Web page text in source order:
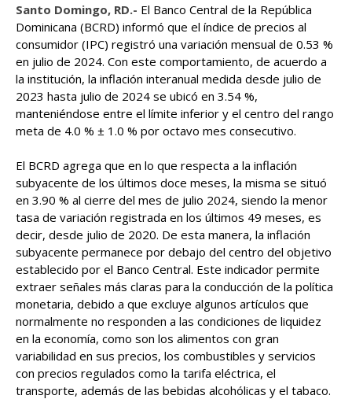
Santo Domingo, RD.- El Banco Central de la República
Dominicana (BCRD) informó que el índice de precios al
consumidor (IPC) registró una variación mensual de 0.53 %
en julio de 2024. Con este comportamiento, de acuerdo a
la institución, la inflación interanual medida desde julio de
2023 hasta julio de 2024 se ubicó en 3.54 %,
manteniéndose entre el límite inferior y el centro del rango
meta de 4.0 % ± 1.0 % por octavo mes consecutivo.
El BCRD agrega que en lo que respecta a la inflación
subyacente de los últimos doce meses, la misma se situó
en 3.90 % al cierre del mes de julio 2024, siendo la menor
tasa de variación registrada en los últimos 49 meses, es
decir, desde julio de 2020. De esta manera, la inflación
subyacente permanece por debajo del centro del objetivo
establecido por el Banco Central. Este indicador permite
extraer señales más claras para la conducción de la política
monetaria, debido a que excluye algunos artículos que
normalmente no responden a las condiciones de liquidez
en la economía, como son los alimentos con gran
variabilidad en sus precios, los combustibles y servicios
con precios regulados como la tarifa eléctrica, el
transporte, además de las bebidas alcohólicas y el tabaco.